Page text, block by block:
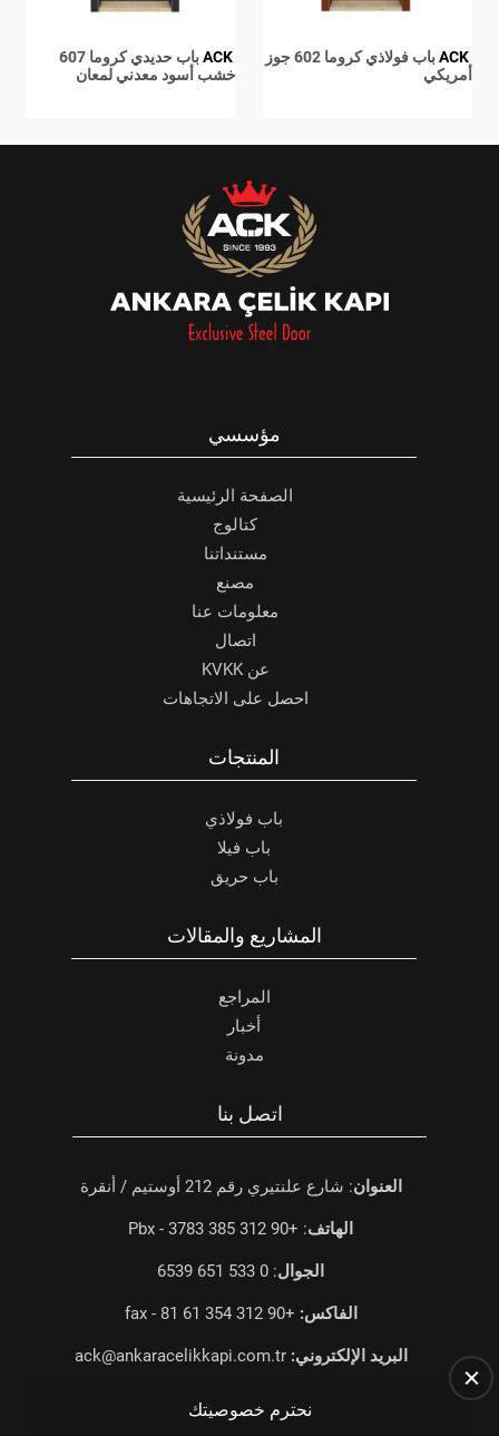
ACK
باب فولاذي كروما 602 جوز
أمريكي
ACK
باب حديدي كروما 607
خشب أسود معدني لمعان
مؤسسي
الصفحة الرئيسية
كتالوج
مستنداتنا
مصنع
معلومات عنا
اتصال
عن KVKK
احصل على الاتجاهات
المنتجات
باب فولاذي
باب فيلا
باب حريق
المشاريع والمقالات
المراجع
أخبار
مدونة
اتصل بنا
العنوان: شارع علنتيري رقم 212 أوستيم / أنقرة
الهاتف: +90 312 385 3783 - Pbx
الجوال: 0 533 651 6539
الفاكس: +90 312 354 61 81 - fax
البريد الإلكتروني: ack@ankaracelikkapi.com.tr
نحترم خصوصيتك